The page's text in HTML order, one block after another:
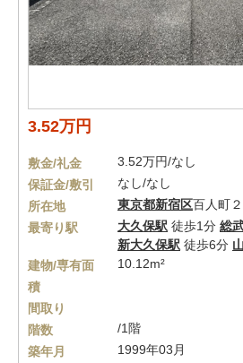
3.52万円
敷金/礼金
3.52万円/なし
保証金/敷引
なし/なし
所在地
東京都新宿区百人町
最寄り駅
大久保駅 徒歩1分 総
新大久保駅 徒歩6分
建物/専有面
積
10.12m²
間取り
階数
/1階
築年月
1999年03月